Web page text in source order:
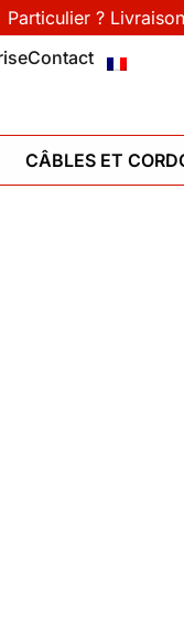
Particulier ?
Contact
CÂBLES ET